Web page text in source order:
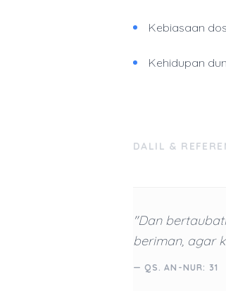
Kebiasaan
Kehidupan
DALIL &
"Dan
beriman, agar
— QS. AN-NUR: 31